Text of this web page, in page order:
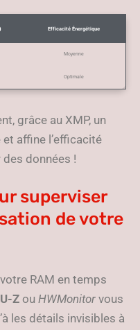
Efficacité Énergétique
Moyenne
Optimale
grâce au XMP, un
affine l’efficacité
données !
superviser
de votre
RAM en temps
Zou HWMonitor vous
les détails invisibles à